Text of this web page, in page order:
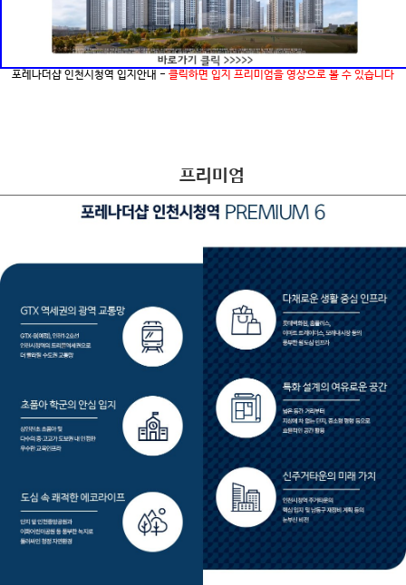
포레나더샵 인천시청역 입지안내 - 클릭하면 입지 프리미엄을 영상으로 볼 수 있습니다
프리미엄